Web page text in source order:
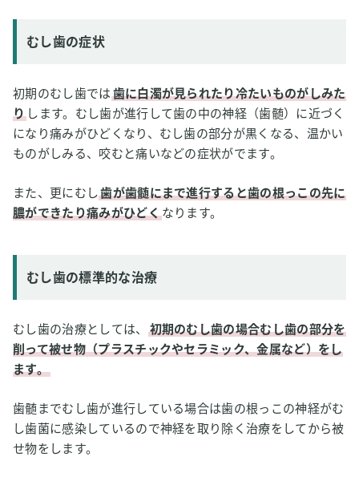
むし歯の症状
初期のむし歯では歯に白濁が見られたり冷たいものがしみた
り します。むし歯が進行して歯の中の神経（歯髄）に近づく
になり痛みがひどくなり、むし歯の部分が黒くなる、温かい
ものがしみる、咬むと痛いなどの症状がでます。
また、更にむし歯が歯髄にまで進行すると歯の根っこの先に
膿ができたり痛みがひどくなります。
むし歯の標準的な治療
むし歯の治療としては、
初期のむし歯の場合むし歯の部分を
削って被せ物（プラスチックやセラミック、金属など）をし
ます。
歯髄までむし歯が進行している場合は歯の根っこの神経がむ
し歯菌に感染しているので神経を取り除く治療をしてから被
せ物をします。